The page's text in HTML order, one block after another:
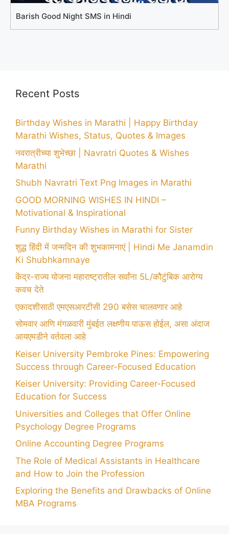
Barish Good Night SMS in Hindi
Recent Posts
Birthday Wishes in Marathi | Happy Birthday
Marathi Wishes, Status, Quotes & Images
नवरात्रीच्या शुभेच्छा | Navratri Quotes & Wishes
Marathi
Shubh Navratri Text Png Images in Marathi
GOOD MORNING WISHES IN HINDI –
Motivational & Inspirational
Funny Birthday Wishes in Marathi for Sister
शुद्ध हिंदी में जन्मदिन की शुभकामनाएं | Hindi Me Janamdin
Ki Shubhkamnaye
केंद्र-राज्य योजना महाराष्ट्रातील सर्वांना 5L/कौटुंबिक आरोग्य
कवच देते
एकादशीसाठी एमएसआरटीसी 290 बसेस चालवणार आहे
सोमवार आणि मंगळवारी मुंबईत लक्षणीय पाऊस होईल, असा अंदाज
आयएमडीने वर्तवला आहे
Keiser University Pembroke Pines: Empowering
Success through Career-Focused Education
Keiser University: Providing Career-Focused
Education for Success
Universities and Colleges that Offer Online
Psychology Degree Programs
Online Accounting Degree Programs
The Role of Medical Assistants in Healthcare
and How to Join the Profession
Exploring the Benefits and Drawbacks of Online
MBA Programs